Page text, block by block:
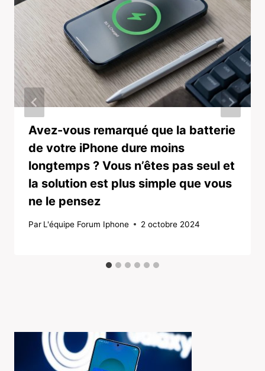
Avez-vous remarqué que la batterie
de votre iPhone dure moins
longtemps ? Vous n’êtes pas seul et
la solution est plus simple que vous
ne le pensez
Par L'équipe Forum Iphone 2 octobre 2024